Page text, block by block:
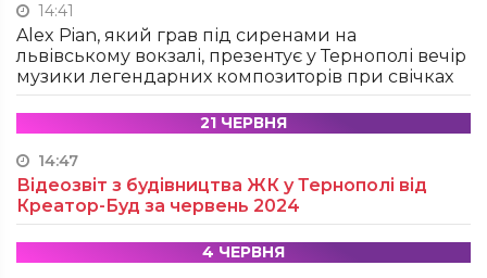
14:41
Alex Pian, який грав під сиренами на
львівському вокзалі, презентує у Тернополі вечір
музики легендарних композиторів при свічках
21 ЧЕРВНЯ
14:47
Відеозвіт з будівництва ЖК у Тернополі від
Креатор-Буд за червень 2024
4 ЧЕРВНЯ